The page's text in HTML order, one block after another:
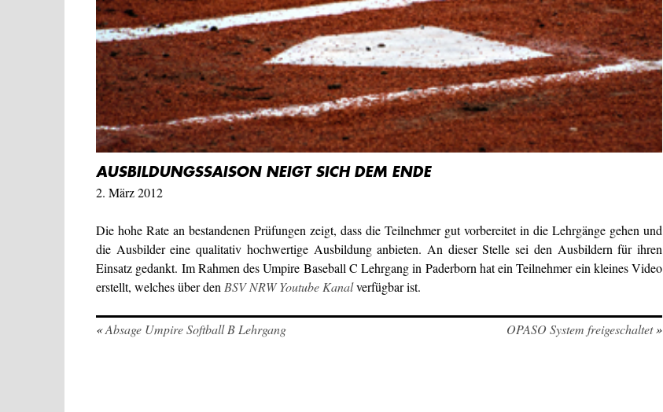
AUSBILDUNGSSAISON NEIGT SICH DEM ENDE
2. März 2012
Die hohe Rate an bestandenen Prüfungen zeigt, dass die Teilnehmer gut vorbereitet in die Lehrgänge gehen und
die Ausbilder eine qualitativ hochwertige Ausbildung anbieten. An dieser Stelle sei den Ausbildern für ihren
Einsatz gedankt. Im Rahmen des Umpire Baseball C Lehrgang in Paderborn hat ein Teilnehmer ein kleines Video
erstellt, welches über denBSV NRW Youtube Kanalverfügbar ist.
«Absage Umpire Softball B Lehrgang OPASO System freigeschaltet»